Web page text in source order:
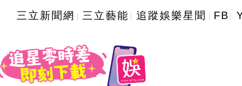
三立新聞網 三立藝能 追蹤娛樂星聞 FB